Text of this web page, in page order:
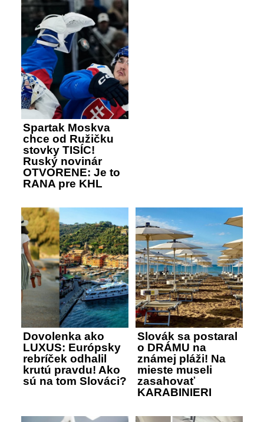
Spartak Moskva
chce od Ružičku
stovky TISÍC!
Ruský novinár
OTVORENE: Je to
RANA pre KHL
Dovolenka ako
LUXUS: Európsky
rebríček odhalil
krutú pravdu! Ako
sú na tom Slováci?
Slovák sa postaral
o DRÁMU na
známej pláži! Na
mieste museli
zasahovať
KARABINIERI